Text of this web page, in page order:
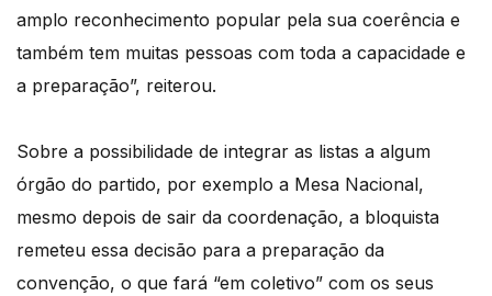
amplo reconhecimento popular pela sua coerência e
também tem muitas pessoas com toda a capacidade e
a preparação”, reiterou.
Sobre a possibilidade de integrar as listas a algum
órgão do partido, por exemplo a Mesa Nacional,
mesmo depois de sair da coordenação, a bloquista
remeteu essa decisão para a preparação da
convenção, o que fará “em coletivo” com os seus